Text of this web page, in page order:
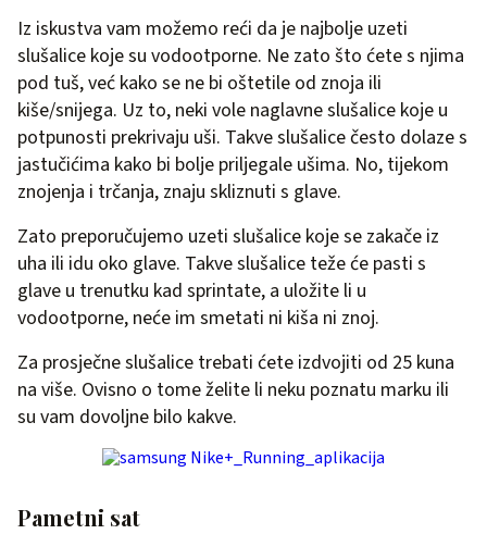
Iz iskustva vam možemo reći da je najbolje uzeti
slušalice koje su vodootporne. Ne zato što ćete s njima
pod tuš, već kako se ne bi oštetile od znoja ili
kiše/snijega. Uz to, neki vole naglavne slušalice koje u
potpunosti prekrivaju uši. Takve slušalice često dolaze s
jastučićima kako bi bolje priljegale ušima. No, tijekom
znojenja i trčanja, znaju skliznuti s glave.
Zato preporučujemo uzeti slušalice koje se zakače iz
uha ili idu oko glave. Takve slušalice teže će pasti s
glave u trenutku kad sprintate, a uložite li u
vodootporne, neće im smetati ni kiša ni znoj.
Za prosječne slušalice trebati ćete izdvojiti od 25 kuna
na više. Ovisno o tome želite li neku poznatu marku ili
su vam dovoljne bilo kakve.
Pametni sat